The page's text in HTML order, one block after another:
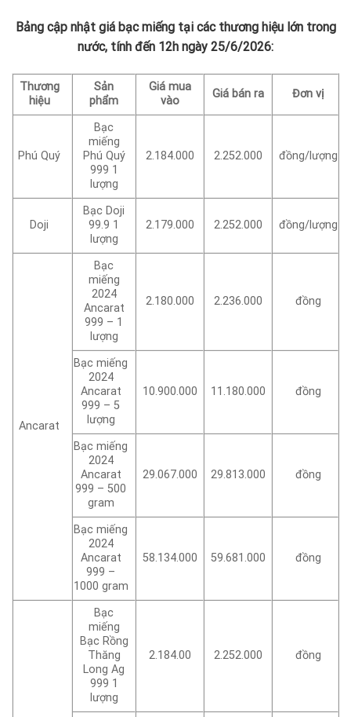
Bảng cập nhật giá bạc miếng tại các thương hiệu lớn trong
nước, tính đến 12h ngày 25/6/2026:
Thương
hiệu
Sản
phẩm
Giá mua
vào
Giá bán ra Đơn vị
Phú Quý
Bạc
miếng
Phú Quý
999 1
lượng
2.184.000 2.252.000 đồng/lượng
Doji
Bạc Doji
99.9 1
lượng
2.179.000 2.252.000 đồng/lượng
Ancarat
Bạc
miếng
2024
Ancarat
999 – 1
lượng
2.180.000 2.236.000 đồng
Bạc miếng
2024
Ancarat
999 – 5
lượng
10.900.000 11.180.000 đồng
Bạc miếng
2024
Ancarat
999 – 500
gram
29.067.000 29.813.000 đồng
Bạc miếng
2024
Ancarat
999 –
1000 gram
58.134.000 59.681.000 đồng
Bạc
miếng
Bạc Rồng
Thăng
Long Ag
999 1
lượng
2.184.00 2.252.000 đồng